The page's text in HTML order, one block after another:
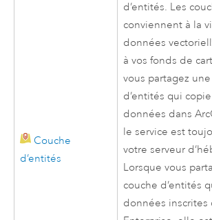
Couche
d’entités
d’entités. Les
conviennent à la
données
à vos fonds de
vous partagez
d’entités qui
données dans
le service est
votre serveur
Lorsque vous
couche d’entités
données